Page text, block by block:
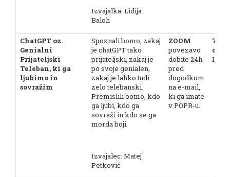
Izvajalka: Lidija
Baloh
ChatGPT oz.
Genialni
Prijateljski
Teleban, ki ga
ljubimo in
sovražim
Spoznali bomo, zakaj
je chatGPT tako
prijateljski, zakaj je
po svoje genialen,
zakaj je lahko tudi
zelo telebanski.
Premislili bomo, kdo
ga ljubi, kdo ga
sovraži in kdo se ga
morda boji.
Izvajalec: Matej
Petković
ZOOM
povezavo
dobite 24h
pred
dogodkom
na e-mail,
ki ga imate
v POPR-u.
7. 7.
ob
11.15